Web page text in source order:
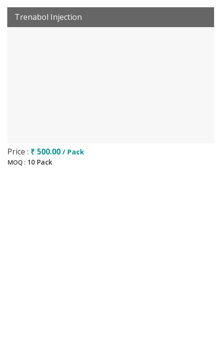
Trenabol Injection
Price : ₹ 500.00 / Pack
MOQ : 10 Pack